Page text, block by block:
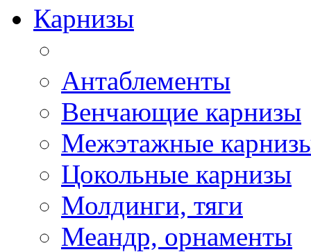
Карнизы
Антаблементы
Венчающие карнизы
Межэтажные
Цокольные карнизы
Молдинги, тяги
Меандр, орнаменты